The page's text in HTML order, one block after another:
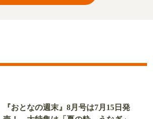
『おとなの週末』8月号は7月15日発